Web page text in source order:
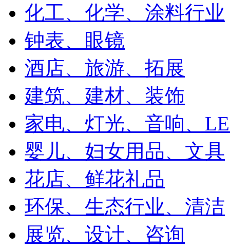
化工、化学、涂料行业
钟表、眼镜
酒店、旅游、拓展
建筑、建材、装饰
家电、灯光、音响、
婴儿、妇女用品、文具
花店、鲜花礼品
环保、生态行业、清洁
展览、设计、咨询